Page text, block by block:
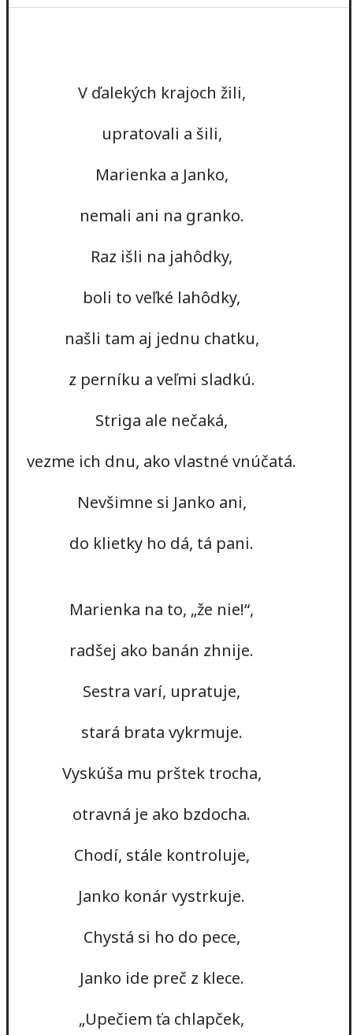
V ďalekých krajoch žili,
upratovali a šili,
Marienka a Janko,
nemali ani na granko.
Raz išli na jahôdky,
boli to veľké lahôdky,
našli tam aj jednu chatku,
z perníku a veľmi sladkú.
Striga ale nečaká,
vezme ich dnu, ako vlastné vnúčatá.
Nevšimne si Janko ani,
do klietky ho dá, tá pani.
Marienka na to, „že nie!“,
radšej ako banán zhnije.
Sestra varí, upratuje,
stará brata vykrmuje.
Vyskúša mu prštek trocha,
otravná je ako bzdocha.
Chodí, stále kontroluje,
Janko konár vystrkuje.
Chystá si ho do pece,
Janko ide preč z klece.
„Upečiem ťa chlapček,